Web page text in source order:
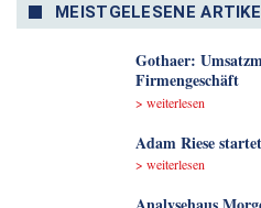
MEISTGELESENE
Gothaer:
Firmengeschäft
> weiterlesen
Adam Riese
> weiterlesen